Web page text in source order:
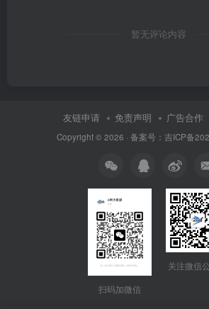
暂无评论内容
友链申请 免责声明 广告合作
Copyright © 2026 · 备案号：吉ICP备
扫码加微信
关注微信